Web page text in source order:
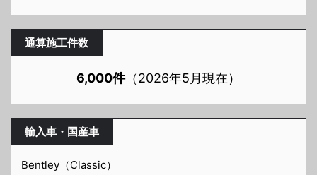
通算施工件数
6,000件（2026年5月現在）
輸入車・国産車
Bentley（Classic）